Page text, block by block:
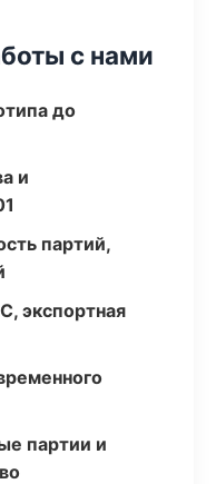
с нами
до
и
партий,
экспортная
партии и